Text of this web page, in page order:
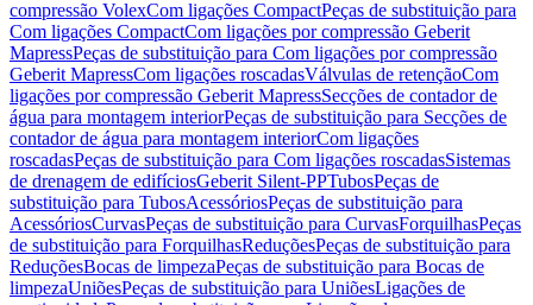
compressão VolexCom ligações CompactPeças de substituição para
Com ligações CompactCom ligações por compressão Geberit
MapressPeças de substituição para Com ligações por compressão
Geberit MapressCom ligações roscadasVálvulas de retençãoCom
ligações por compressão Geberit MapressSecções de contador de
água para montagem interiorPeças de substituição para Secções de
contador de água para montagem interiorCom ligações
roscadasPeças de substituição para Com ligações roscadasSistemas
de drenagem de edifíciosGeberit Silent-PPTubosPeças de
substituição para TubosAcessóriosPeças de substituição para
AcessóriosCurvasPeças de substituição para CurvasForquilhasPeças
de substituição para ForquilhasReduçõesPeças de substituição para
ReduçõesBocas de limpezaPeças de substituição para Bocas de
limpezaUniõesPeças de substituição para UniõesLigações de